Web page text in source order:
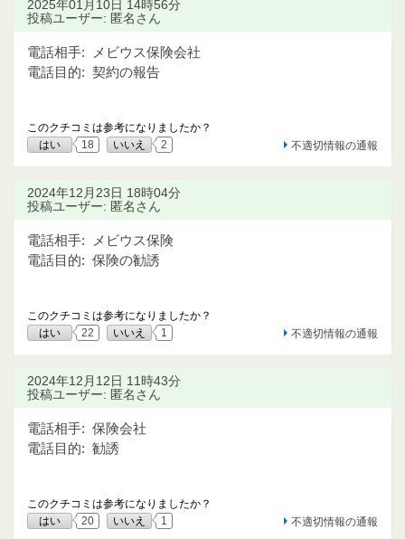
2025年01月10日 14時56分
投稿ユーザー: 匿名さん
電話相手:
メビウス保険会社
電話目的: 契約の報告
このクチコミは参考になりましたか？
はい
18 いいえ 2 不適切情報の通報
2024年12月23日 18時04分
投稿ユーザー: 匿名さん
電話相手:
メビウス保険
電話目的: 保険の勧誘
このクチコミは参考になりましたか？
はい
22 いいえ 1 不適切情報の通報
2024年12月12日 11時43分
投稿ユーザー: 匿名さん
電話相手: 保険会社
電話目的: 勧誘
このクチコミは参考になりましたか？
はい
20 いいえ 1 不適切情報の通報